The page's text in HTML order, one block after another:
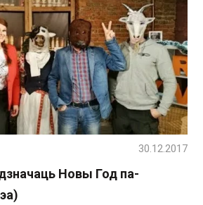
Новы Год па-
30.12.2017